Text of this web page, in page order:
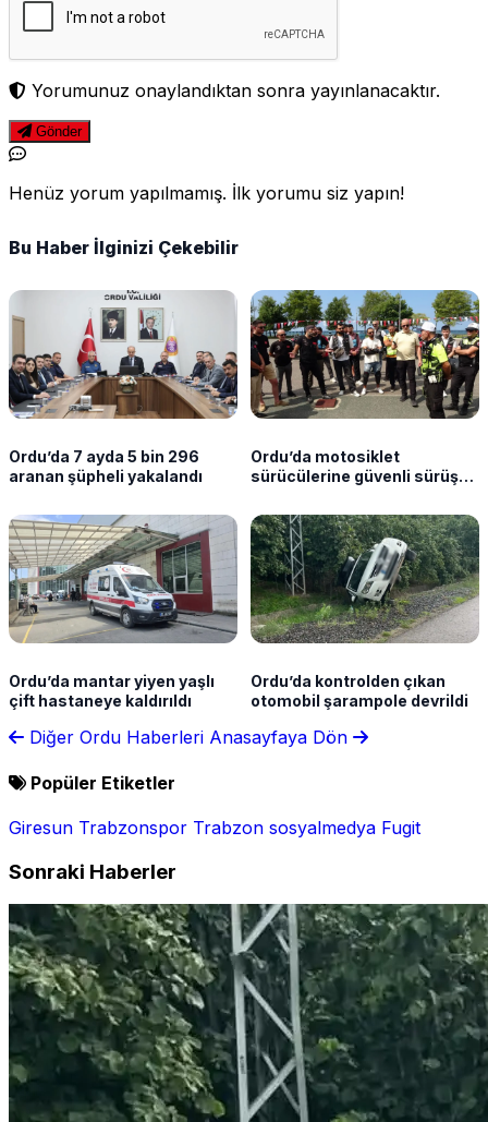
Yorumunuz onaylandıktan sonra yayınlanacaktır.
Gönder
Henüz yorum yapılmamış. İlk yorumu siz yapın!
Bu Haber İlginizi Çekebilir
Ordu’da 7 ayda 5 bin 296
aranan şüpheli yakalandı
Ordu’da motosiklet
sürücülerine güvenli sürüş
Ordu’da mantar yiyen yaşlı
çift hastaneye kaldırıldı
Ordu’da kontrolden çıkan
otomobil şarampole devrildi
Diğer Ordu Haberleri Anasayfaya Dön
Popüler Etiketler
Giresun Trabzonspor Trabzon sosyalmedya Fugit
Sonraki Haberler